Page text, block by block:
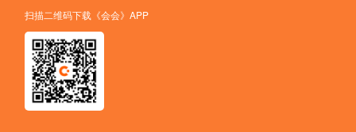
扫描二维码下载《会会》APP